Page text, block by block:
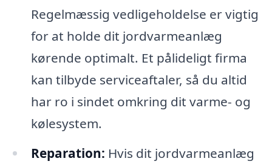
Regelmæssig vedligeholdelse er vigtig
for at holde dit jordvarmeanlæg
kørende optimalt. Et pålideligt firma
kan tilbyde serviceaftaler, så du altid
har ro i sindet omkring dit varme- og
kølesystem.
Reparation: Hvis dit jordvarmeanlæg